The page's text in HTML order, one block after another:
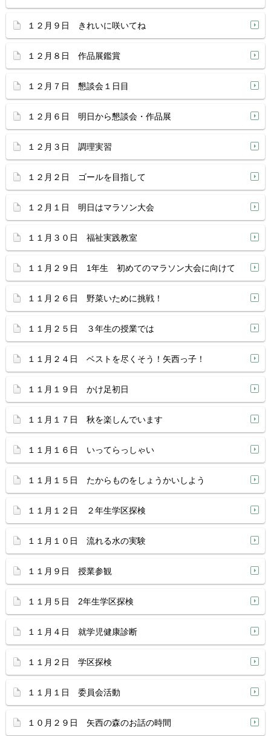
１２月９日 きれいに咲いてね
１２月８日 作品展鑑賞
１２月７日 懇談会１日目
１２月６日 明日から懇談会・作品展
１２月３日 調理実習
１２月２日 ゴールを目指して
１２月１日 明日はマラソン大会
１１月３０日 福祉実践教室
１１月２９日 1年生 初めてのマラソン大会に向けて
１１月２６日 野菜いために挑戦！
１１月２５日 ３年生の授業では
１１月２４日 ベストを尽くそう！矢西っ子！
１１月１９日 かけ足初日
１１月１７日 秋を楽しんでいます
１１月１６日 いってらっしゃい
１１月１５日 たからものをしょうかいしよう
１１月１２日 ２年生学区探検
１１月１０日 流れる水の実験
１１月９日 授業参観
１１月５日 2年生学区探検
１１月４日 就学児健康診断
１１月２日 学区探検
１１月１日 委員会活動
１０月２９日 矢西の森のお話の時間